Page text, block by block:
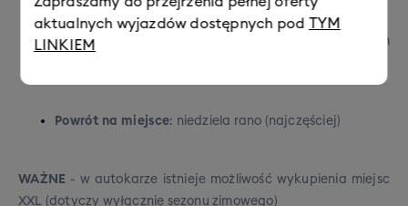
aktualnych wyjazdów dostępnych pod TYM
LINKIEM
Wyjazd na miejsce
: piątek po południu / wieczorem
Powrót na miejsce: niedziela rano (najczęściej)
WAŻNE - w autokarze istnieje możliwość wykupienia miejsc
XXL (dotyczy wyłącznie sezonu zimowego)